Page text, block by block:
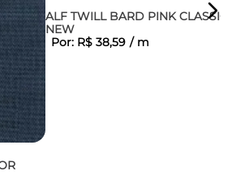
ALF TWILL BARD PINK CLASSIC
NEW
Por: R$ 38,59 / m